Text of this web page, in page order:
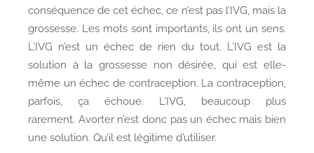
conséquence de cet échec, ce n’est pas l’IVG, mais la
grossesse. Les mots sont importants, ils ont un sens.
L’IVG n’est un échec de rien du tout. L’IVG est la
solution à la grossesse non désirée, qui est elle-
même un échec de contraception. La contraception,
parfois, ça échoue. L’IVG, beaucoup plus
rarement. Avorter n’est donc pas un échec mais bien
une solution. Qu’il est légitime d’utiliser.